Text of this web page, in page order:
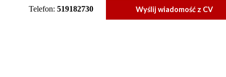
Telefon: 519182730 Wyślij wiadomość z CV